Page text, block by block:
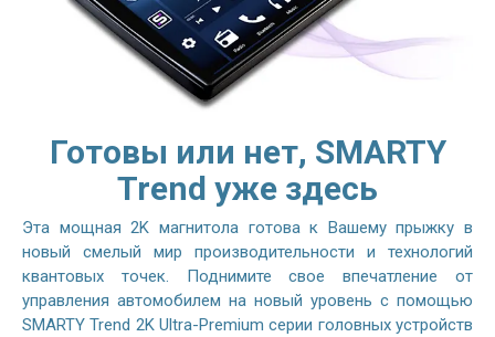
Готовы или нет, SMARTY
Trend уже здесь
Эта мощная 2K магнитола готова к Вашему прыжку в
новый смелый мир производительности и технологий
квантовых точек. Поднимите свое впечатление от
управления автомобилем на новый уровень с помощью
SMARTY Trend 2K Ultra-Premium серии головных устройств